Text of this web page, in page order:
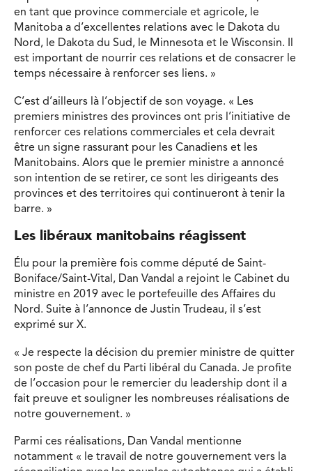
en tant que province commerciale et agricole, le
Manitoba a d’excellentes relations avec le Dakota du
Nord, le Dakota du Sud, le Minnesota et le Wisconsin. Il
est important de nourrir ces relations et de consacrer le
temps nécessaire à renforcer ses liens. »
C’est d’ailleurs là l’objectif de son voyage. « Les
premiers ministres des provinces ont pris l’initiative de
renforcer ces relations commerciales et cela devrait
être un signe rassurant pour les Canadiens et les
Manitobains. Alors que le premier ministre a annoncé
son intention de se retirer, ce sont les dirigeants des
provinces et des territoires qui continueront à tenir la
barre. »
Les libéraux manitobains réagissent
Élu pour la première fois comme député de Saint-
Boniface/Saint-Vital, Dan Vandal a rejoint le Cabinet du
ministre en 2019 avec le portefeuille des Affaires du
Nord. Suite à l’annonce de Justin Trudeau, il s’est
exprimé sur X.
« Je respecte la décision du premier ministre de quitter
son poste de chef du Parti libéral du Canada. Je profite
de l’occasion pour le remercier du leadership dont il a
fait preuve et souligner les nombreuses réalisations de
notre gouvernement. »
Parmi ces réalisations, Dan Vandal mentionne
notamment « le travail de notre gouvernement vers la